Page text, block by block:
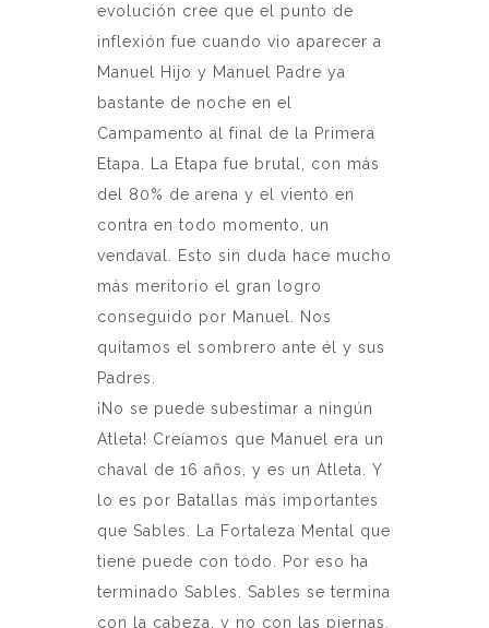
evolución cree que el punto de
inflexión fue cuando vio aparecer a
Manuel Hijo y Manuel Padre ya
bastante de noche en el
Campamento al final de la Primera
Etapa. La Etapa fue brutal, con más
del 80% de arena y el viento en
contra en todo momento, un
vendaval. Esto sin duda hace mucho
más meritorio el gran logro
conseguido por Manuel. Nos
quitamos el sombrero ante él y sus
Padres.
¡No se puede subestimar a ningún
Atleta! Creíamos que Manuel era un
chaval de 16 años, y es un Atleta. Y
lo es por Batallas más importantes
que Sables. La Fortaleza Mental que
tiene puede con todo. Por eso ha
terminado Sables. Sables se termina
con la cabeza, y no con las piernas.